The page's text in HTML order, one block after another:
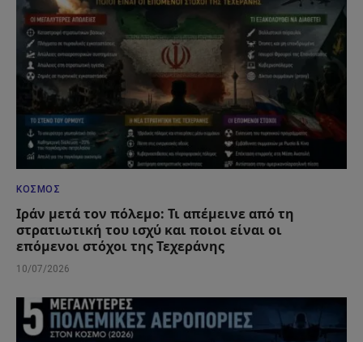
ΚΌΣΜΟΣ
Ιράν μετά τον πόλεμο: Τι απέμεινε από τη
στρατιωτική του ισχύ και ποιοι είναι οι
επόμενοι στόχοι της Τεχεράνης
10/07/2026